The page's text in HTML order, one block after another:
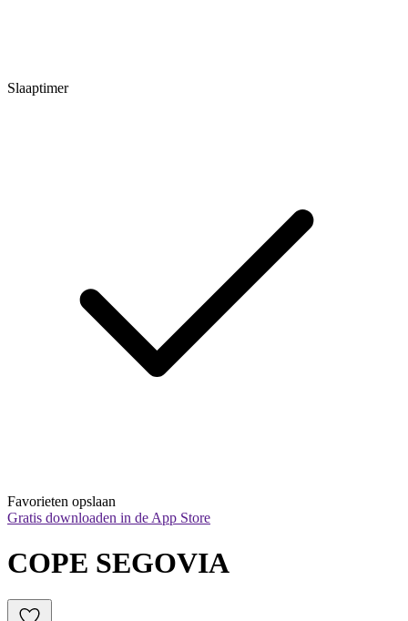
Slaaptimer
Favorieten opslaan
Gratis downloaden in de App Store
COPE SEGOVIA